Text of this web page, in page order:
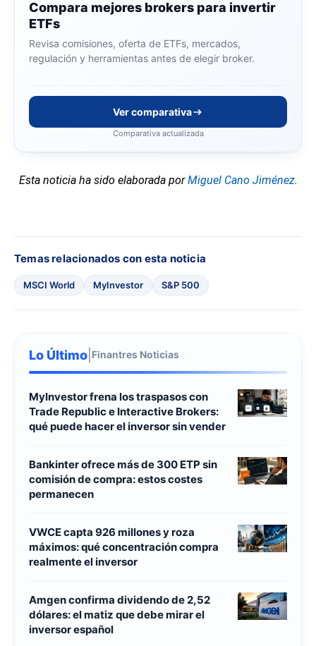
Compara mejores brokers para invertir
ETFs
Revisa comisiones, oferta de ETFs, mercados,
regulación y herramientas antes de elegir broker.
Ver comparativa
Comparativa actualizada
Esta noticia ha sido elaborada porMiguel Cano Jiménez.
Temas relacionados con esta noticia
MSCI World MyInvestor S&P 500
Lo Último Finantres Noticias
MyInvestor frena los traspasos con
Trade Republic e Interactive Brokers:
qué puede hacer el inversor sin vender
Bankinter ofrece más de 300 ETP sin
comisión de compra: estos costes
permanecen
VWCE capta 926 millones y roza
máximos: qué concentración compra
realmente el inversor
Amgen confirma dividendo de 2,52
dólares: el matiz que debe mirar el
inversor español